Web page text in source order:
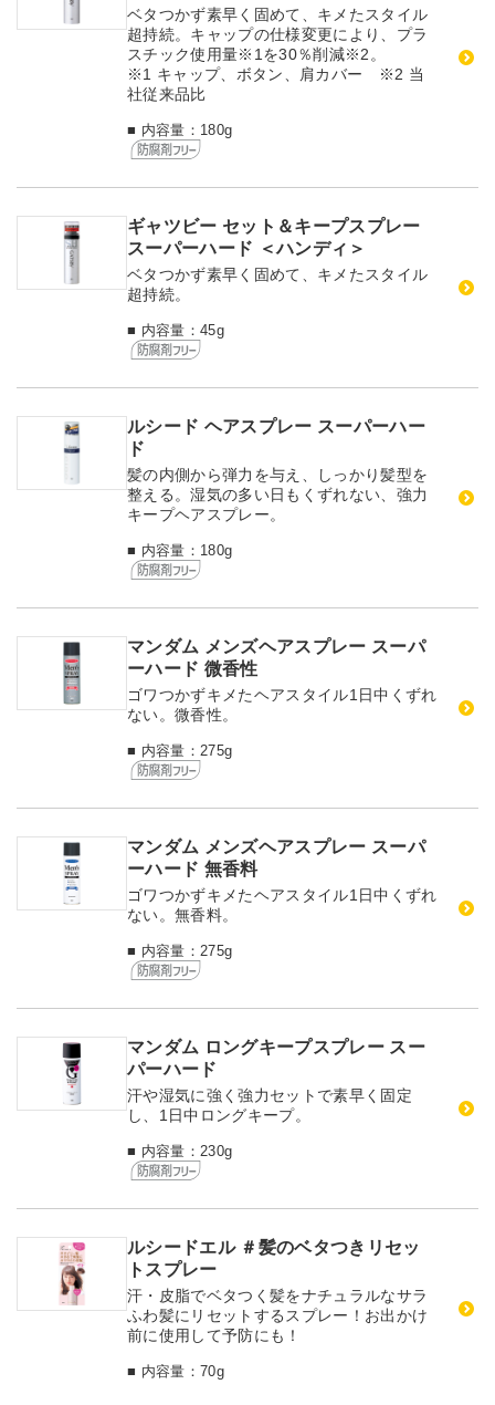
ベタつかず素早く固めて、キメたスタイル
超持続。キャップの仕様変更により、プラ
スチック使用量※1 を30％削減※2 。
※1 キャップ、ボタン、肩カバー ※2 当
社従来品比
■ 内容量：180g
ギャツビー セット＆キープスプレー
スーパーハード ＜ハンディ＞
ベタつかず素早く固めて、キメたスタイル
超持続。
■ 内容量：45g
ルシード ヘアスプレー スーパーハー
ド
髪の内側から弾力を与え、しっかり髪型を
整える。湿気の多い日もくずれない、強力
キープヘアスプレー。
■ 内容量：180g
マンダム メンズヘアスプレー スーパ
ーハード 微香性
ゴワつかずキメたヘアスタイル1日中くずれ
ない。微香性。
■ 内容量：275g
マンダム メンズヘアスプレー スーパ
ーハード 無香料
ゴワつかずキメたヘアスタイル1日中くずれ
ない。無香料。
■ 内容量：275g
マンダム ロングキープスプレー スー
パーハード
汗や湿気に強く強力セットで素早く固定
し、1日中ロングキープ。
■ 内容量：230g
ルシードエル ＃髪のベタつきリセッ
トスプレー
汗・皮脂でベタつく髪をナチュラルなサラ
ふわ髪にリセットするスプレー！お出かけ
前に使用して予防にも！
■ 内容量：70g